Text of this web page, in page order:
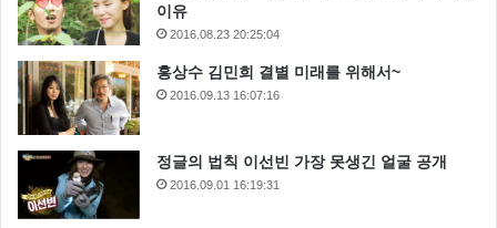
이유
2016.08.23 20:25:04
홍상수 김민희 결별 미래를 위해서~
2016.09.13 16:07:16
정글의 법칙 이선빈 가장 못생긴 얼굴 공개
2016.09.01 16:19:31